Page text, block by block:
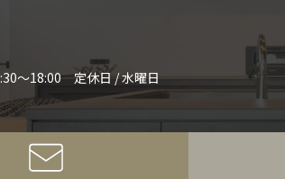
～18:00 定休日 / 水曜日